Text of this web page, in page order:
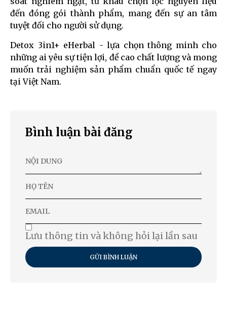
đến đóng gói thành phẩm, mang đến sự an tâm
tuyệt đối cho người sử dụng.
Detox 3in1+ eHerbal - lựa chọn thông minh cho
những ai yêu sự tiện lợi, đề cao chất lượng và mong
muốn trải nghiệm sản phẩm chuẩn quốc tế ngay
tại Việt Nam.
Bình luận bài đăng
Lưu thông tin và không hỏi lại lần sau
GỬI BÌNH LUẬN